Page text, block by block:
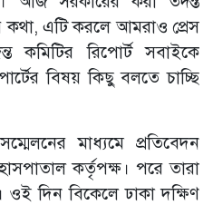
কথা, এটি করলে আমরাও প্রেস
কমিটির রিপোর্ট সবাইকে
বিষয় কিছু বলতে চাচ্ছি
মাধ্যমে প্রতিবেদন
কর্তৃপক্ষ। পরে তারা
ওই দিন বিকেলে ঢাকা দক্ষিণ